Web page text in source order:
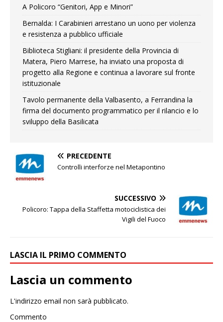
A Policoro “Genitori, App e Minori”
Bernalda: I Carabinieri arrestano un uono per violenza
e resistenza a pubblico ufficiale
Biblioteca Stigliani: il presidente della Provincia di
Matera, Piero Marrese, ha inviato una proposta di
progetto alla Regione e continua a lavorare sul fronte
istituzionale
Tavolo permanente della Valbasento, a Ferrandina la
firma del documento programmatico per il rilancio e lo
sviluppo della Basilicata
PRECEDENTE
Controlli interforze nel Metapontino
SUCCESSIVO
Policoro: Tappa della Staffetta motociclistica dei
Vigili del Fuoco
LASCIA IL PRIMO COMMENTO
Lascia un commento
L'indirizzo email non sarà pubblicato.
Commento